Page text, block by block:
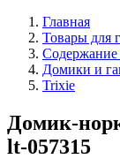
Главная
Товары для
Содержание
Домики и
Trixie
Домик-
lt-057315